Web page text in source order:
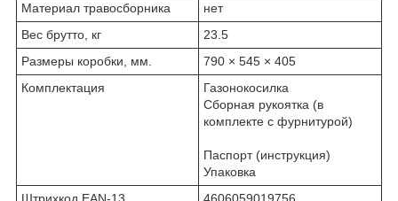
Материал травосборника
нет
Вес брутто, кг
23.5
Размеры коробки, мм.
790 × 545 × 405
Комплектация
Газонокосилка
Сборная рукоятка (в
комплекте с фурнитурой)
Паспорт (инструкция)
Упаковка